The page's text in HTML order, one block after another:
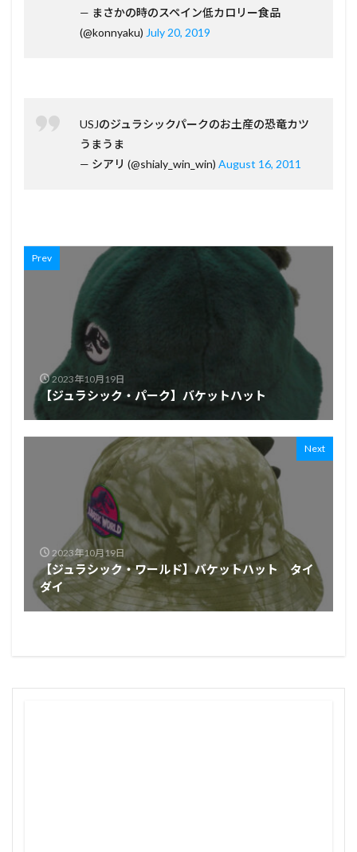
— まさかの時のスペイン低カロリー食品
(@konnyaku) July 20, 2019
USJのジュラシックパークのお土産の恐竜カツ
うまうま
— シアリ (@shialy_win_win) August 16, 2011
Prev
2023年10月19日
【ジュラシック・パーク】バケットハット
Next
2023年10月19日
【ジュラシック・ワールド】バケットハット タイ
ダイ